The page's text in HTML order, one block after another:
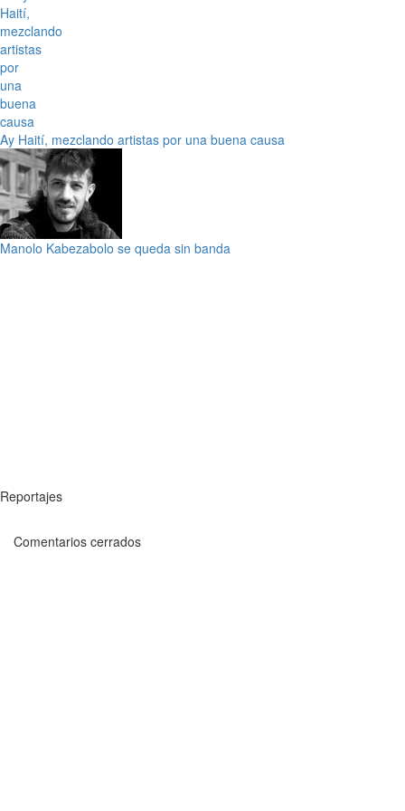
Ay Haití, mezclando artistas por una buena causa
Manolo Kabezabolo se queda sin banda
Reportajes
Comentarios cerrados